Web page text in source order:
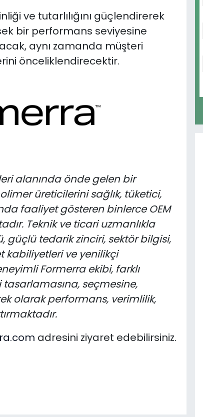
ve tutarlılığını güçlendirerek
bir performans seviyesine
aynı zamanda müşteri
önceliklendirecektir.
alanında önde gelen bir
üreticilerini sağlık, tüketici,
faaliyet gösteren binlerce OEM
Teknik ve ticari uzmanlıkla
güçlü tedarik zinciri, sektör bilgisi,
kabiliyetleri ve yenilikçi
Formerra ekibi, farklı
seçmesine,
olarak performans, verimlilik,
adresini ziyaret edebilirsiniz.